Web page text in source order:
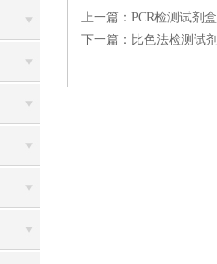
上一篇： PCR检测试剂
下一篇： 比色法检测试